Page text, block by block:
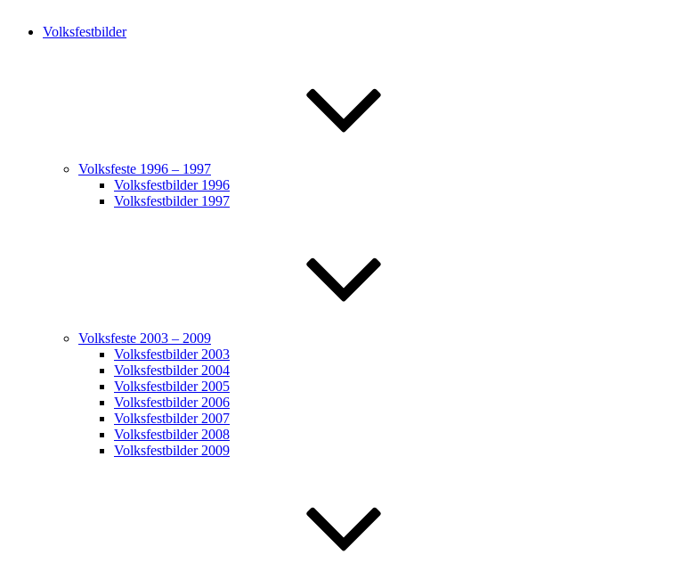
Volksfestbilder
Volksfeste 1996 – 1997
Volksfestbilder 1996
Volksfestbilder 1997
Volksfeste 2003 – 2009
Volksfestbilder 2003
Volksfestbilder 2004
Volksfestbilder 2005
Volksfestbilder 2006
Volksfestbilder 2007
Volksfestbilder 2008
Volksfestbilder 2009